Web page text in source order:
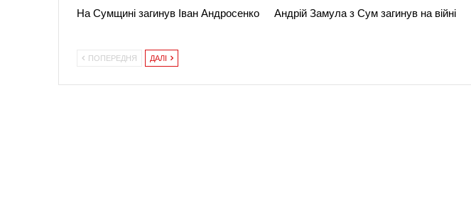
На Сумщині загинув Іван Андросенко Андрій Замула з Сум загинув на війні
ПОПЕРЕДНЯ ДАЛІ